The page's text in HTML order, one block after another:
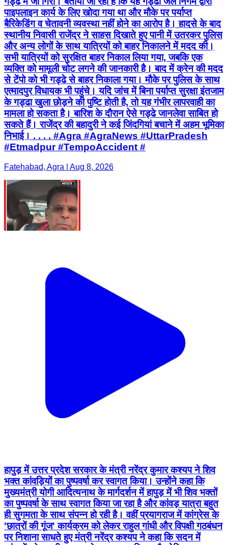
पाइपलाइन कार्य के लिए खोदा गया था और मौके पर पर्याप्त
बैरिकेडिंग व चेतावनी व्यवस्था नहीं होने का आरोप है। हादसे के बाद
स्थानीय निवासी राजेंद्र ने साहस दिखाते हुए पानी में उतरकर पुलिस
और अन्य लोगों के साथ यात्रियों को बाहर निकालने में मदद की।
सभी यात्रियों को सुरक्षित बाहर निकाल लिया गया, जबकि एक
व्यक्ति को मामूली चोट लगने की जानकारी है। बाद में क्रेन की मदद
से टेंपो को भी गड्ढे से बाहर निकाला गया। मौके पर पुलिस के साथ
एत्मादपुर विधायक भी पहुंचे। यदि जांच में बिना पर्याप्त सुरक्षा इंतजाम
के गड्ढा खुला छोड़ने की पुष्टि होती है, तो यह गंभीर लापरवाही का
मामला हो सकता है। बारिश के दौरान ऐसे गड्ढे जानलेवा साबित हो
सकते हैं। राजेंद्र की बहादुरी ने कई जिंदगियां बचाने में अहम भूमिका
निभाई। . . . . #Agra #AgraNews #UttarPradesh
#Etmadpur #TempoAccident #
Fatehabad, Agra | Aug 8, 2026
हापुड़ में उत्तर प्रदेश सरकार के मंत्री नरेंद्र कुमार कश्यप ने शिव
भक्त कांवड़ियों का पुष्पवर्षा कर स्वागत किया। उन्होंने कहा कि
मुख्यमंत्री योगी आदित्यनाथ के मार्गदर्शन में हापुड़ में भी शिव भक्तों
का पुष्पवर्षा के साथ स्वागत किया जा रहा है और कांवड़ यात्रा बहुत
ही सुगमता के साथ संपन्न हो रही है। वहीं प्रयागराज में कांग्रेस के
'छात्रों की गूंज' कार्यक्रम को लेकर राहुल गांधी और विपक्षी गठबंधन
पर निशाना साधते हुए मंत्री नरेंद्र कश्यप ने कहा कि सदन में